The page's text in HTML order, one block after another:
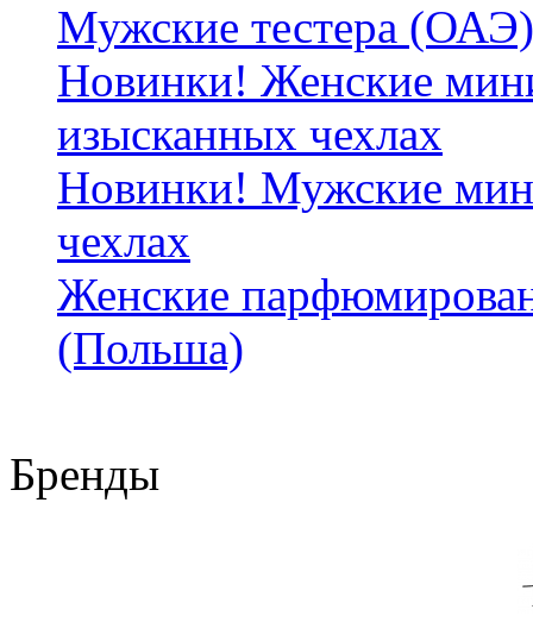
Мужские тестера (ОАЭ)
Новинки! Женские
изысканных чехлах
Новинки! Мужские
чехлах
Женские
(Польша)
Бренды